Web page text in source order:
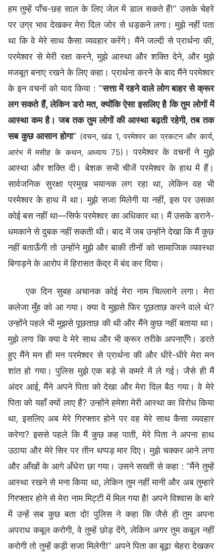
हम तुम्हें पाँच-छह साल के लिए जेल में डाल सकते हैं!” उसके चेहरे
पर उग्र भाव देखकर मेरा दिल जोर से धड़कने लगा। मुझे नहीं पता
था कि वे मेरे साथ कैसा व्यवहार करेंगे। मैंने जल्दी से प्रार्थना की,
परमेश्वर से मेरी रक्षा करने, मुझे आस्था और शक्ति देने, और मुझे
मजबूत बनाए रखने के लिए कहा। प्रार्थना करने के बाद मैंने परमेश्वर
के इन वचनों को याद किया : “सत्ता में रहने वाले लोग बाहर से क्रूर
लग सकते हैं, लेकिन डरो मत, क्योंकि ऐसा इसलिए है कि तुम लोगों में
आस्था कम है। जब तक तुम लोगों की आस्था बढ़ती रहेगी, तब तक
सब कुछ आसान होगा” (वचन, खंड 1, परमेश्वर का प्रकटन और कार्य,
आरंभ में मसीह के कथन, अध्याय 75) । परमेश्वर के वचनों ने मुझे
आस्था और शक्ति दी। बेशक सभी चीजें परमेश्वर के हाथ में हैं।
सार्वजनिक सुरक्षा प्रमुख भयानक लग रहा था, लेकिन वह भी
परमेश्वर के हाथ में था। मुझे सजा मिलेगी या नहीं, इस पर उसका
कोई बस नहीं था—सिर्फ परमेश्वर का अधिकार था। मैं उसके डराने-
धमकाने से दुबक नहीं सकती थी। बाद में जब उन्होंने देखा कि मैं कुछ
नहीं बताऊँगी तो उन्होंने मुझे और बाकी तीनों को सामाजिक व्यवस्था
बिगाड़ने के आरोप में हिरासत केंद्र में बंद कर दिया।
एक दिन सुबह अचानक कोई मेरा नाम चिल्लाने लगा। मेरा
कलेजा मुँह को आ गया। क्या वे मुझसे फिर पूछताछ करने वाले थे?
उन्होंने पहले भी मुझसे पूछताछ की थी और मैंने कुछ नहीं बताया था।
मुझे लगा कि क्या वे मेरे साथ और भी क्रूर तरीके अपनाएँगे। डरते
हुए मैंने मन ही मन परमेश्वर से प्रार्थना की और धीरे-धीरे मेरा मन
शांत हो गया। पुलिस मुझे एक बड़े से कमरे में ले गई। जैसे ही मैं
अंदर आई, मैंने अपने पिता को देखा और मेरा दिल बैठ गया। वे मेरे
पिता को यहाँ क्यों लाए हैं? उन्होंने हमेशा मेरी आस्था का विरोध किया
था, इसलिए अब मेरे गिरफ्तार होने पर वह मेरे साथ कैसा व्यवहार
करेगा? इससे पहले कि मैं कुछ कह पाती, मेरे पिता ने अपना हाथ
उठाया और मेरे सिर पर तीन थप्पड़ मार दिए। मुझे चक्कर आने लगा
और आँखों के आगे अँधेरा छा गया। उसने सख्ती से कहा : “मैंने तुम्हें
आस्था रखने से मना किया था, लेकिन तुम नहीं मानी और अब तुम्हारे
गिरफ्तार होने से मेरा नाम मिट्टी में मिल गया है! अपने विश्वास के बारे
में उन्हें सब कुछ बता दो! पुलिस ने कहा कि जैसे ही तुम अपना
अपराध कबूल करोगी, वे तुम्हें छोड़ देंगे, लेकिन अगर तुम कबूल नहीं
करोगी तो तुम्हें कड़ी सजा मिलेगी!” अपने पिता का बूढ़ा चेहरा देखकर